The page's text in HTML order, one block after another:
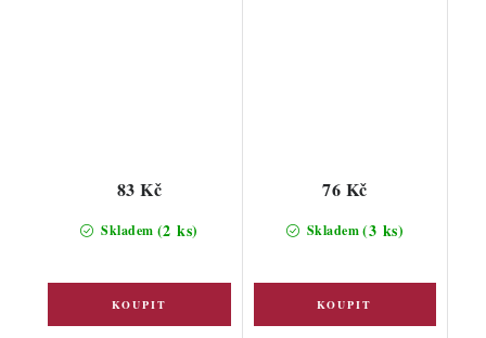
Skladem (2 ks)
83 Kč
Skladem(3 ks)
76 Kč